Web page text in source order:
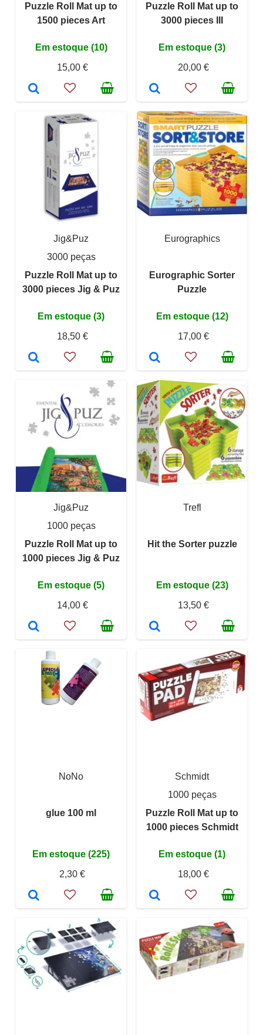
Puzzle Roll Mat up to
1500 pieces Art
Em estoque (10)
15,00 €
Puzzle Roll Mat up to
3000 pieces III
Em estoque (3)
20,00 €
Jig&Puz
3000 peças
Puzzle Roll Mat up to
3000 pieces Jig & Puz
Em estoque (3)
18,50 €
Eurographics
Eurographic Sorter
Puzzle
Em estoque (12)
17,00 €
Jig&Puz
1000 peças
Puzzle Roll Mat up to
1000 pieces Jig & Puz
Em estoque (5)
14,00 €
Trefl
Hit the Sorter puzzle
Em estoque (23)
13,50 €
NoNo
glue 100 ml
Em estoque (225)
2,30 €
Schmidt
1000 peças
Puzzle Roll Mat up to
1000 pieces Schmidt
Em estoque (1)
18,00 €